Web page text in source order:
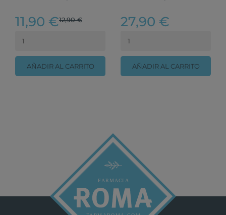
11,90 €12,90 €
AÑADIR AL CARRITO
27,90 €
AÑADIR AL CARRITO